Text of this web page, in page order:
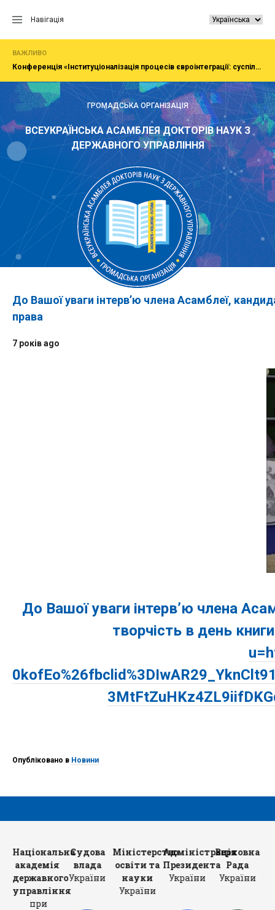
Навігація
ВАЖЛИВО
Конференція «Інституціоналізація процесів євроінтеграції: суспільство, економіка, адміністрування»
ГРОМАДСЬКА ОРГАНІЗАЦІЯ
ВСЕУКРАЇНСЬКА АСАМБЛЕЯ ДОКТОРІВ НАУК З
ДЕРЖАВНОГО УПРАВЛІННЯ
До Вашої уваги інтерв’ю члена Асамблеї,
права
7 років ago
До Вашої уваги інтерв’ю члена
творчість в день
Опубліковано в Новини
Національна
академія
державного
управління
при
Судова
влада
України
Міністерство
освіти та
науки
України
Адміністрація
Президента
України
Верховна
Рада
України